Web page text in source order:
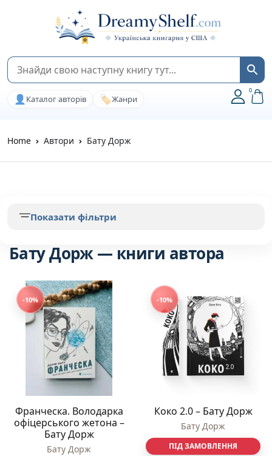
👤 Каталог авторів 🏷️Жанри
0
Home Автори Бату Дорж
Бату Дорж — книги автора
-10%
Франческа. Володарка
офіцерського жетона –
Бату Дорж
Бату Дорж
-10%
Коко 2.0 – Бату Дорж
Бату Дорж
ПІД ЗАМОВЛЕННЯ
Показати фільтри